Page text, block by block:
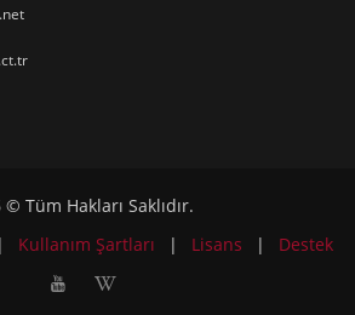
© Tüm Hakları Saklıdır.
| Kullanım Şartları | Lisans | Destek